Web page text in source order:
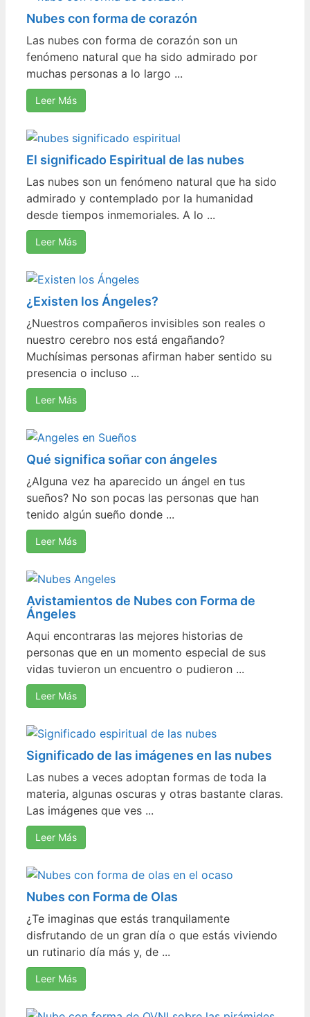
Nubes con forma de corazón
Las nubes con forma de corazón son un
fenómeno natural que ha sido admirado por
muchas personas a lo largo ...
Leer Más
El significado Espiritual de las nubes
Las nubes son un fenómeno natural que ha sido
admirado y contemplado por la humanidad
desde tiempos inmemoriales. A lo ...
Leer Más
¿Existen los Ángeles?
¿Nuestros compañeros invisibles son reales o
nuestro cerebro nos está engañando?
Muchísimas personas afirman haber sentido su
presencia o incluso ...
Leer Más
Qué significa soñar con ángeles
¿Alguna vez ha aparecido un ángel en tus
sueños? No son pocas las personas que han
tenido algún sueño donde ...
Leer Más
Avistamientos de Nubes con Forma de
Ángeles
Aqui encontraras las mejores historias de
personas que en un momento especial de sus
vidas tuvieron un encuentro o pudieron ...
Leer Más
Significado de las imágenes en las nubes
Las nubes a veces adoptan formas de toda la
materia, algunas oscuras y otras bastante claras.
Las imágenes que ves ...
Leer Más
Nubes con Forma de Olas
¿Te imaginas que estás tranquilamente
disfrutando de un gran día o que estás viviendo
un rutinario día más y, de ...
Leer Más